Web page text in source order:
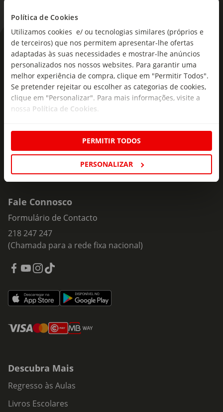
Política de Cookies
Utilizamos cookies e/ ou tecnologias similares (próprios e
de terceiros) que nos permitem apresentar-lhe ofertas
adaptadas às suas necessidades e mostrar-lhe anúncios
personalizados nos nossos websites. Para garantir uma
melhor experiência de compra, clique em "Permitir Todos".
Se pretender rejeitar ou escolher as categorias de cookies,
clique em "Personalizar". Para mais informações, visite a
nossa Política de Cookies
PERMITIR TODOS
PERSONALIZAR
As novidades mais frescas no
seu e-mail!
Subscreva e descubra campanhas exclusivas,
ofertas e novidades para si.
Insira o seu e-
Fale Connosco
Formulário de Contacto
218 247 247
(Chamada para a rede fixa nacional)
Descubra Mais
Regresso às Aulas
Livros Escolares